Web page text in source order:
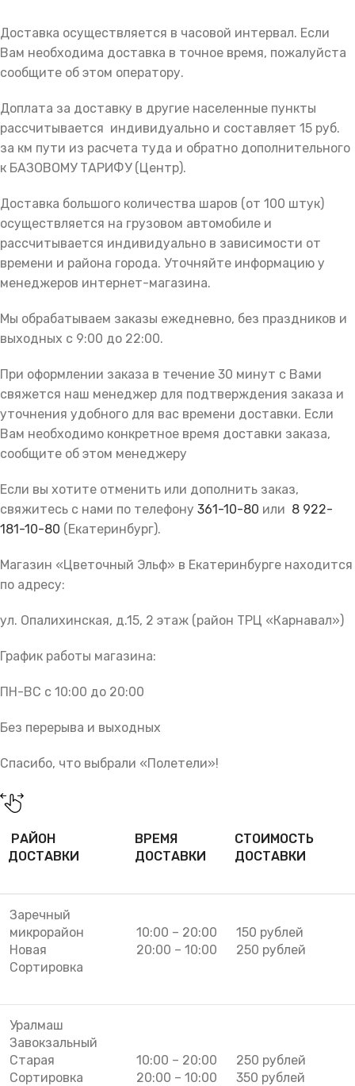
Доставка осуществляется в часовой интервал. Если
Вам необходима доставка в точное время, пожалуйста
сообщите об этом оператору.
Доплата за доставку в другие населенные пункты
рассчитывается индивидуально и составляет 15 руб.
за км пути из расчета туда и обратно дополнительного
к БАЗОВОМУ ТАРИФУ (Центр).
Доставка большого количества шаров (от 100 штук)
осуществляется на грузовом автомобиле и
рассчитывается индивидуально в зависимости от
времени и района города. Уточняйте информацию у
менеджеров интернет-магазина.
Мы обрабатываем заказы ежедневно, без праздников и
выходных с 9:00 до 22:00.
При оформлении заказа в течение 30 минут с Вами
свяжется наш менеджер для подтверждения заказа и
уточнения удобного для вас времени доставки. Если
Вам необходимо конкретное время доставки заказа,
сообщите об этом менеджеру
Если вы хотите отменить или дополнить заказ,
свяжитесь с нами по телефону 361-10-80 или 8 922-
181-10-80 (Екатеринбург).
Магазин «Цветочный Эльф» в Екатеринбурге находится
по адресу:
ул. Опалихинская, д.15, 2 этаж (район ТРЦ «Карнавал»)
График работы магазина:
ПН-ВС с 10:00 до 20:00
Без перерыва и выходных
Спасибо, что выбрали «Полетели»!
РАЙОН
ДОСТАВКИ
ВРЕМЯ
ДОСТАВКИ
СТОИМОСТЬ
ДОСТАВКИ
Заречный
микрорайон
Новая
Сортировка
10:00 – 20:00
20:00 – 10:00
150 рублей
250 рублей
Уралмаш
Завокзальный
Старая
Сортировка
10:00 – 20:00
20:00 – 10:00
250 рублей
350 рублей